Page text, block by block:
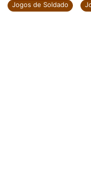
Jogos de Soldado